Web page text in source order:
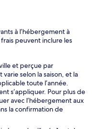
à l’hébergement à
peuvent inclure les
et perçue par
selon la saison, et la
toute l’année.
s’appliquer. Pour plus de
avec l’hébergement aux
la confirmation de